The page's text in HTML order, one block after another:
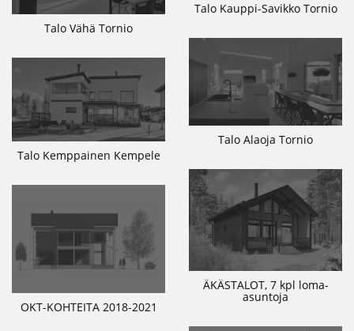
Talo Kauppi-Savikko Tornio
Talo Vähä Tornio
Talo Alaoja Tornio
Talo Kemppainen Kempele
ÄKÄSTALOT, 7 kpl loma-
asuntoja
OKT-KOHTEITA 2018-2021